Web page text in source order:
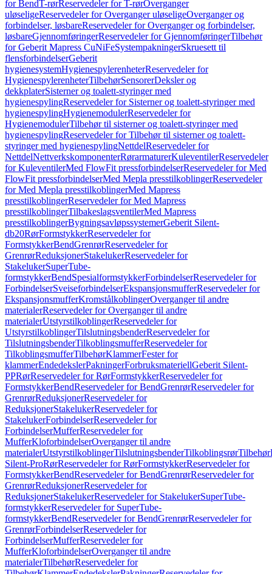
for BendT-rørReservedeler for T-rørOverganger
uløseligeReservedeler for Overganger uløseligeOverganger og
forbindelser, løsbareReservedeler for Overganger og forbindelser,
løsbareGjennomføringerReservedeler for GjennomføringerTilbehør
for Geberit Mapress CuNiFeSystempakningerSkruesett til
flensforbindelserGeberit
hygienesystemHygienespylerenheterReservedeler for
HygienespylerenheterTilbehørSensorerDeksler og
dekkplaterSisterner og toalett-styringer med
hygienespylingReservedeler for Sisterner og toalett-styringer med
hygienespylingHygienemodulerReservedeler for
HygienemodulerTilbehør til sisterner og toalett-styringer med
hygienespylingReservedeler for Tilbehør til sisterner og toalett-
styringer med hygienespylingNettdelReservedeler for
NettdelNettverkskomponenterRørarmaturerKuleventilerReservedeler
for KuleventilerMed FlowFit pressforbindelserReservedeler for Med
FlowFit pressforbindelserMed Mepla presstilkoblingerReservedeler
for Med Mepla presstilkoblingerMed Mapress
presstilkoblingerReservedeler for Med Mapress
presstilkoblingerTilbakeslagsventilerMed Mapress
presstilkoblingerBygningsavløpssystemerGeberit Silent-
db20RørFormstykkerReservedeler for
FormstykkerBendGrenrørReservedeler for
GrenrørReduksjonerStakelukerReservedeler for
StakelukerSuperTube-
formstykkerBendSpesialformstykkerForbindelserReservedeler for
ForbindelserSveiseforbindelserEkspansjonsmufferReservedeler for
EkspansjonsmufferKromstålkoblingerOverganger til andre
materialerReservedeler for Overganger til andre
materialerUtstyrstilkoblingerReservedeler for
UtstyrstilkoblingerTilslutningsbenderReservedeler for
TilslutningsbenderTilkoblingsmufferReservedeler for
TilkoblingsmufferTilbehørKlammerFester for
klammerEndedekslerPakningerForbruksmateriellGeberit Silent-
PPRørReservedeler for RørFormstykkerReservedeler for
FormstykkerBendReservedeler for BendGrenrørReservedeler for
GrenrørReduksjonerReservedeler for
ReduksjonerStakelukerReservedeler for
StakelukerForbindelserReservedeler for
ForbindelserMufferReservedeler for
MufferKloforbindelserOverganger til andre
materialerUtstyrstilkoblingerTilslutningsbenderTilkoblingsrørTilbehør
Silent-ProRørReservedeler for RørFormstykkerReservedeler for
FormstykkerBendReservedeler for BendGrenrørReservedeler for
GrenrørReduksjonerReservedeler for
ReduksjonerStakelukerReservedeler for StakelukerSuperTube-
formstykkerReservedeler for SuperTube-
formstykkerBendReservedeler for BendGrenrørReservedeler for
GrenrørForbindelserReservedeler for
ForbindelserMufferReservedeler for
MufferKloforbindelserOverganger til andre
materialerTilbehørReservedeler for